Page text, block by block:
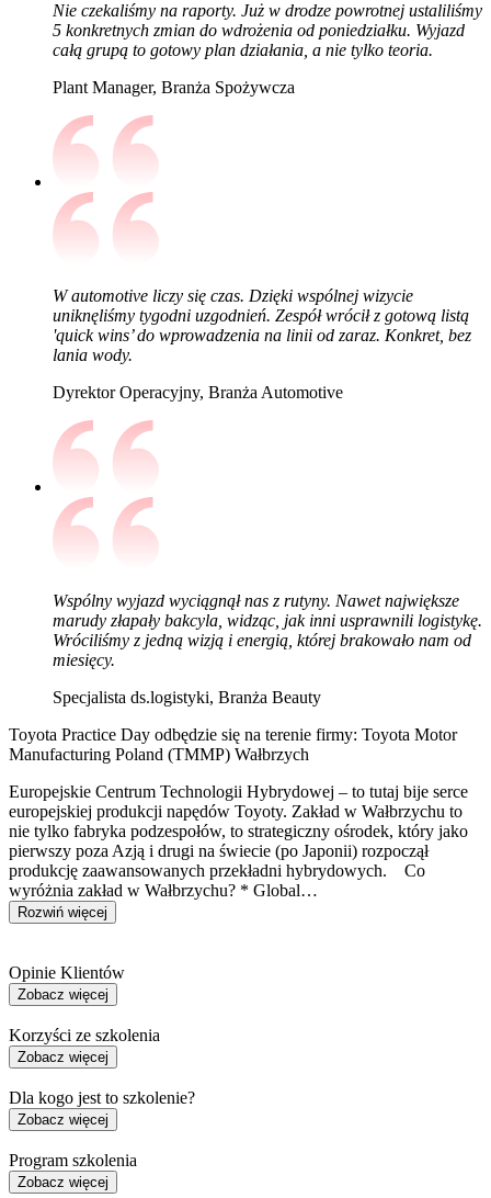
Nie czekaliśmy na raporty. Już w drodze powrotnej ustaliliśmy
5 konkretnych zmian do wdrożenia od poniedziałku. Wyjazd
całą grupą to gotowy plan działania, a nie tylko teoria.
Plant Manager, Branża Spożywcza
W automotive liczy się czas. Dzięki wspólnej wizycie
uniknęliśmy tygodni uzgodnień. Zespół wrócił z gotową listą
'quick wins’ do wprowadzenia na linii od zaraz. Konkret, bez
lania wody.
Dyrektor Operacyjny, Branża Automotive
Wspólny wyjazd wyciągnął nas z rutyny. Nawet największe
marudy złapały bakcyla, widząc, jak inni usprawnili logistykę.
Wróciliśmy z jedną wizją i energią, której brakowało nam od
miesięcy.
Specjalista ds.logistyki, Branża Beauty
Toyota Practice Day odbędzie się na terenie firmy: Toyota Motor
Manufacturing Poland (TMMP) Wałbrzych
Europejskie Centrum Technologii Hybrydowej – to tutaj bije serce
europejskiej produkcji napędów Toyoty. Zakład w Wałbrzychu to
nie tylko fabryka podzespołów, to strategiczny ośrodek, który jako
pierwszy poza Azją i drugi na świecie (po Japonii) rozpoczął
produkcję zaawansowanych przekładni hybrydowych. Co
wyróżnia zakład w Wałbrzychu? * Global…
Rozwiń więcej
Opinie Klientów
Zobacz więcej
Korzyści ze szkolenia
Zobacz więcej
Dla kogo jest to szkolenie?
Zobacz więcej
Program szkolenia
Zobacz więcej